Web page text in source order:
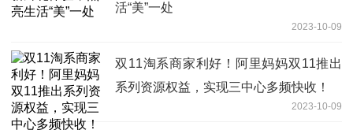
活“美”一处
2023-10-09
双11淘系商家利好！阿里妈妈双11推出
系列资源权益，实现三中心多频快收！
2023-10-09